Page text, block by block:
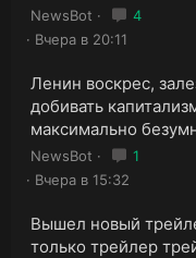
NewsBot
4
Вчера в 20:11
Ленин воскрес,
добивать
максимально
NewsBot
1
Вчера в 15:32
Вышел новый
только трейлер